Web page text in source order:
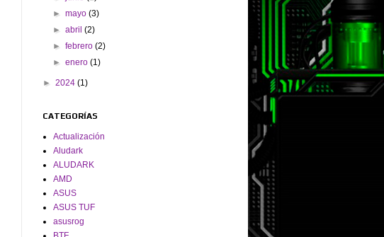
►mayo(3)
►abril(2)
►febrero(2)
►enero(1)
► 2024 (1)
CATEGORÍAS
Actualización
Aludark
ALUDARK
AMD
ASUS
ASUS TUF
asusrog